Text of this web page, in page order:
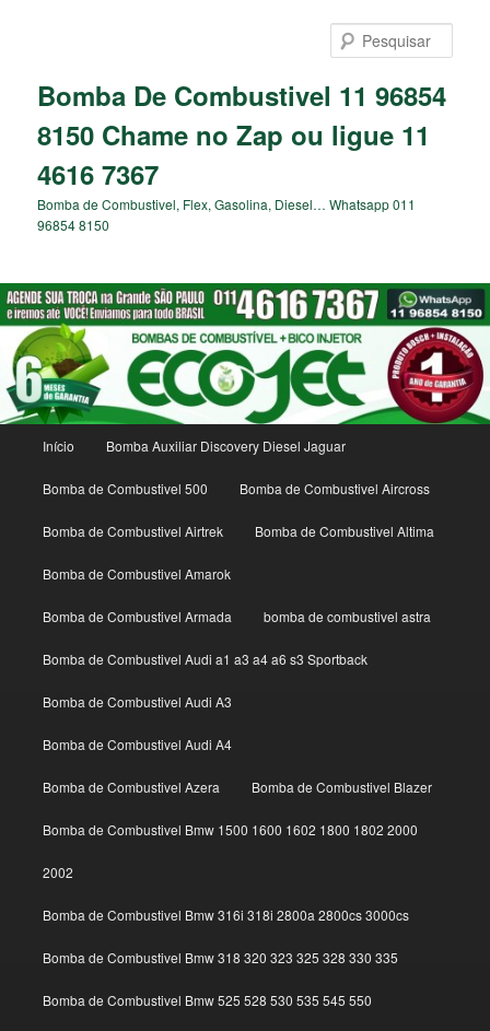
principalBomba De Combustivel 11 96854
8150 Chame no Zap ou ligue 11
4616 7367
Bomba de Combustivel, Flex, Gasolina, Diesel… Whatsapp 011
96854 8150
principal
Início Bomba Auxiliar Discovery Diesel Jaguar
Bomba de Combustivel 500 Bomba de Combustivel Aircross
Bomba de Combustivel Airtrek Bomba de Combustivel Altima
Bomba de Combustivel Amarok
Bomba de Combustivel Armada bomba de combustivel astra
Bomba de Combustivel Audi a1 a3 a4 a6 s3 Sportback
Bomba de Combustivel Audi A3
Bomba de Combustivel Audi A4
Bomba de Combustivel Azera Bomba de Combustivel Blazer
Bomba de Combustivel Bmw 1500 1600 1602 1800 1802 2000
2002
Bomba de Combustivel Bmw 316i 318i 2800a 2800cs 3000cs
Bomba de Combustivel Bmw 318 320 323 325 328 330 335
Bomba de Combustivel Bmw 525 528 530 535 545 550